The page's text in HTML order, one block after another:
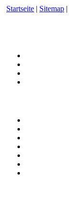
Startseite | Sitemap |